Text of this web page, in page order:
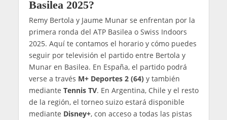
Basilea 2025?
Remy Bertola y Jaume Munar se enfrentan por la
primera ronda del ATP Basilea o Swiss Indoors
2025. Aquí te contamos el horario y cómo puedes
seguir por televisión el partido entre Bertola y
Munar en Basilea. En España, el partido podrá
verse a través M+ Deportes 2 (64)y también
mediante Tennis TV. En Argentina, Chile y el resto
de la región, el torneo suizo estará disponible
mediante Disney+, con acceso a todas las pistas